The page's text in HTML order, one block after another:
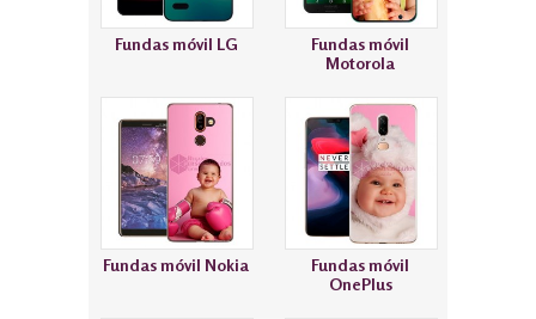
Fundas móvil LG
Fundas móvil
Motorola
Fundas móvil Nokia
Fundas móvil
OnePlus